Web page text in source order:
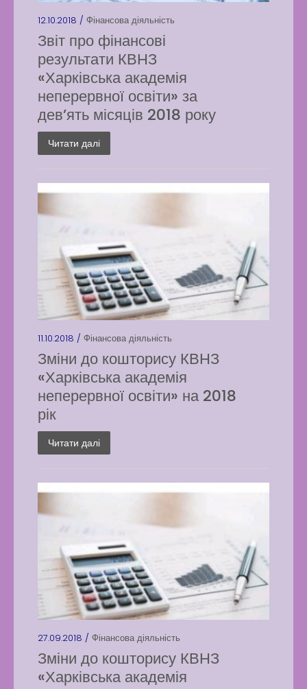
12.10.2018 / Фінансова діяльність
Звіт про фінансові
результати КВНЗ
«Харківська академія
неперервної освіти» за
дев’ять місяців 2018 року
Читати далі
11.10.2018 / Фінансова діяльність
Зміни до кошторису КВНЗ
«Харківська академія
неперервної освіти» на 2018
рік
Читати далі
27.09.2018 / Фінансова діяльність
Зміни до кошторису КВНЗ
«Харківська академія